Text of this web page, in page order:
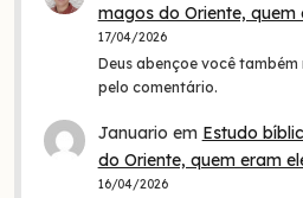
magos do Oriente, quem
17/04/2026
Deus abençoe você
pelo comentário.
Januario em Estudo
do Oriente, quem eram
16/04/2026